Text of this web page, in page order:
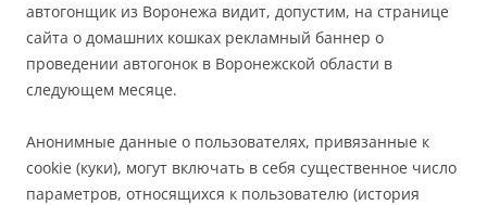
автогонщик из Воронежа видит, допустим, на странице
сайта о домашних кошках рекламный баннер о
проведении автогонок в Воронежской области в
следующем месяце.
Анонимные данные о пользователях, привязанные к
cookie (куки), могут включать в себя существенное число
параметров, относящихся к пользователю (история